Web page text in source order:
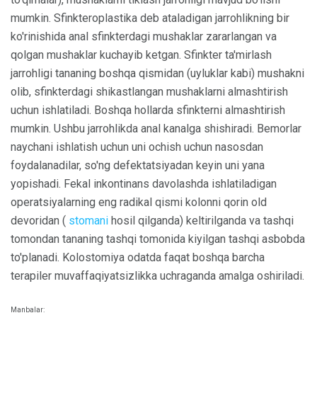
mumkin. Sfinkteroplastika deb ataladigan jarrohlikning bir
ko'rinishida anal sfinkterdagi mushaklar zararlangan va
qolgan mushaklar kuchayib ketgan. Sfinkter ta'mirlash
jarrohligi tananing boshqa qismidan (uyluklar kabi) mushakni
olib, sfinkterdagi shikastlangan mushaklarni almashtirish
uchun ishlatiladi. Boshqa hollarda sfinkterni almashtirish
mumkin. Ushbu jarrohlikda anal kanalga shishiradi. Bemorlar
naychani ishlatish uchun uni ochish uchun nasosdan
foydalanadilar, so'ng defektatsiyadan keyin uni yana
yopishadi. Fekal inkontinans davolashda ishlatiladigan
operatsiyalarning eng radikal qismi kolonni qorin old
devoridan ( stomani hosil qilganda) keltirilganda va tashqi
tomondan tananing tashqi tomonida kiyilgan tashqi asbobda
to'planadi. Kolostomiya odatda faqat boshqa barcha
terapiler muvaffaqiyatsizlikka uchraganda amalga oshiriladi.
Manbalar: